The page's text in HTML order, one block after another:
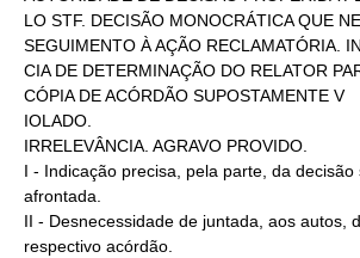
LO STF. DECISÃO MONOCRÁTICA QUE
SEGUIMENTO À AÇÃO RECLAMATÓRIA.
CIA DE DETERMINAÇÃO DO RELATOR
CÓPIA DE ACÓRDÃO SUPOSTAMENTE V
IOLADO.
IRRELEVÂNCIA. AGRAVO PROVIDO.
I - Indicação precisa, pela parte, da decisão
afrontada.
II - Desnecessidade de juntada, aos autos,
respectivo acórdão.